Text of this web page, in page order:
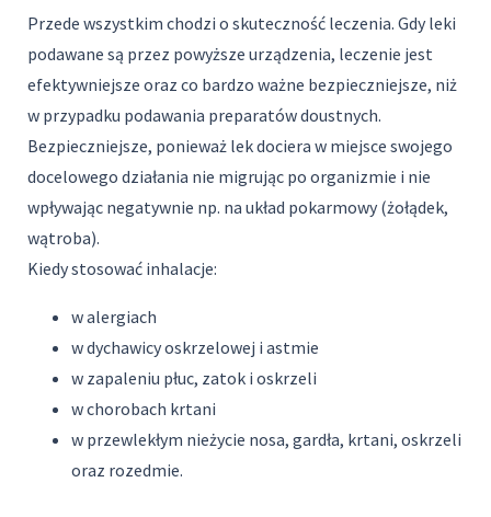
Przede wszystkim chodzi o skuteczność leczenia. Gdy leki
podawane są przez powyższe urządzenia, leczenie jest
efektywniejsze oraz co bardzo ważne bezpieczniejsze, niż
w przypadku podawania preparatów doustnych.
Bezpieczniejsze, ponieważ lek dociera w miejsce swojego
docelowego działania nie migrując po organizmie i nie
wpływając negatywnie np. na układ pokarmowy (żołądek,
wątroba).
Kiedy stosować inhalacje:
w alergiach
w dychawicy oskrzelowej i astmie
w zapaleniu płuc, zatok i oskrzeli
w chorobach krtani
w przewlekłym nieżycie nosa, gardła, krtani, oskrzeli
oraz rozedmie.